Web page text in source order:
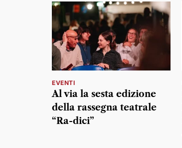
EVENTI
Al via la sesta edizione
della rassegna teatrale
“Ra-dici”